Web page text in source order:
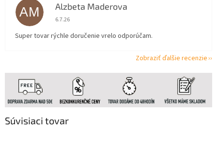
Súvisiaci tovar
AM Alzbeta Maderova
Hodnotenie obchodu je 5 z 5 hviezdičiek.
6.7.26
Super tovar rýchle doručenie vrelo odporúčam.
Zobraziť ďalšie recenzie